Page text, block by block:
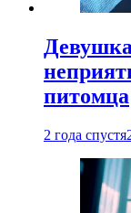
питомца
2 года спустя